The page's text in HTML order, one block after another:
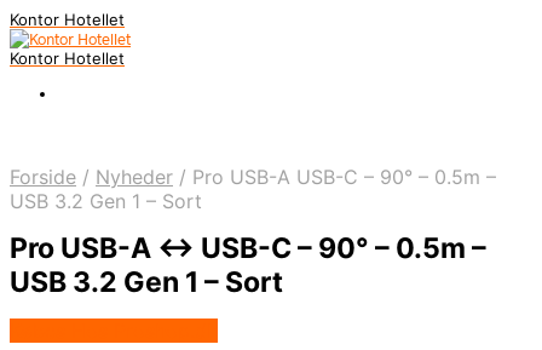
Kontor Hotellet
Kontor Hotellet
Forside / Nyheder / Pro USB-A USB-C – 90° – 0.5m –
USB 3.2 Gen 1 – Sort
Pro USB-A <-> USB-C – 90° – 0.5m –
USB 3.2 Gen 1 – Sort